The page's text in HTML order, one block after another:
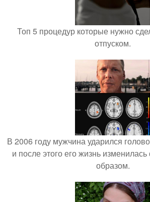
Топ 5 процедур которые нужно
отпуском.
В 2006 году мужчина ударился
и после этого его жизнь
образом.